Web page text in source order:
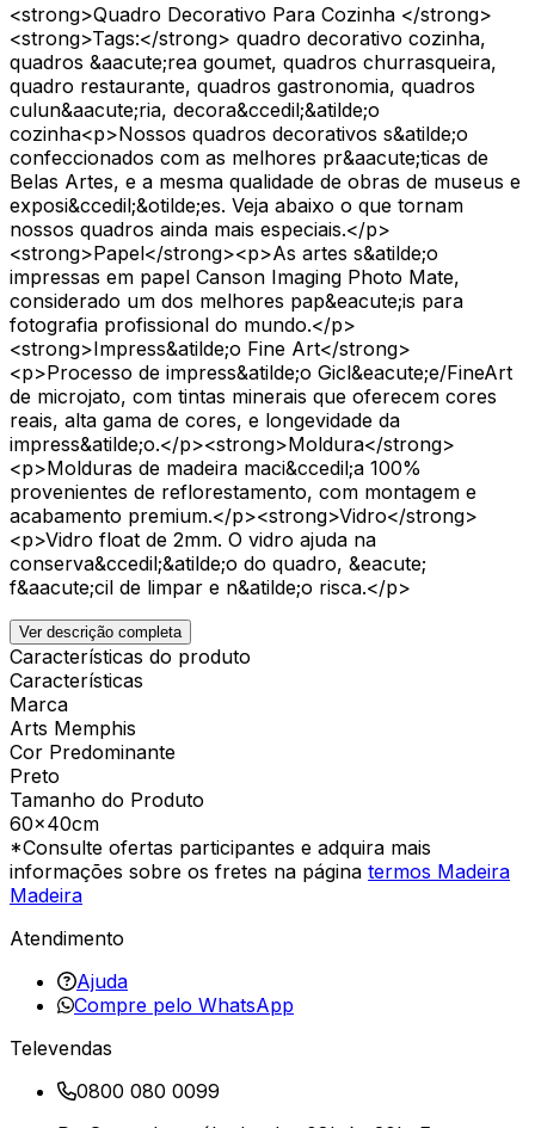
<strong>Quadro Decorativo Para Cozinha </strong>
<strong>Tags:</strong> quadro decorativo cozinha,
quadros &aacute;rea goumet, quadros churrasqueira,
quadro restaurante, quadros gastronomia, quadros
culun&aacute;ria, decora&ccedil;&atilde;o
cozinha<p>Nossos quadros decorativos s&atilde;o
confeccionados com as melhores pr&aacute;ticas de
Belas Artes, e a mesma qualidade de obras de museus e
exposi&ccedil;&otilde;es. Veja abaixo o que tornam
nossos quadros ainda mais especiais.</p>
<strong>Papel</strong><p>As artes s&atilde;o
impressas em papel Canson Imaging Photo Mate,
considerado um dos melhores pap&eacute;is para
fotografia profissional do mundo.</p>
<strong>Impress&atilde;o Fine Art</strong>
<p>Processo de impress&atilde;o Gicl&eacute;e/FineArt
de microjato, com tintas minerais que oferecem cores
reais, alta gama de cores, e longevidade da
impress&atilde;o.</p><strong>Moldura</strong>
<p>Molduras de madeira maci&ccedil;a 100%
provenientes de reflorestamento, com montagem e
acabamento premium.</p><strong>Vidro</strong>
<p>Vidro float de 2mm. O vidro ajuda na
conserva&ccedil;&atilde;o do quadro, &eacute;
f&aacute;cil de limpar e n&atilde;o risca.</p>
Ver descrição completa
Características do produto
Características
Marca
Arts Memphis
Cor Predominante
Preto
Tamanho do Produto
60x40cm
*Consulte ofertas participantes e adquira mais
informações sobre os fretes na página termos Madeira
Madeira
Atendimento
Ajuda
Compre pelo WhatsApp
Televendas
0800 080 0099